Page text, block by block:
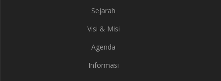
Sejarah
Visi & Misi
Agenda
Informasi